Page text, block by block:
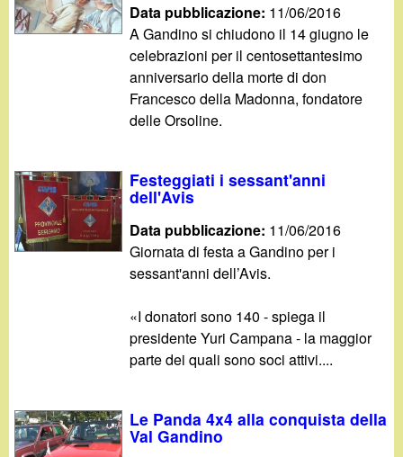
Data pubblicazione: 11/06/2016
A Gandino si chiudono il 14 giugno le
celebrazioni per il centosettantesimo
anniversario della morte di don
Francesco della Madonna, fondatore
delle Orsoline.
Festeggiati i sessant'anni
dell'Avis
Data pubblicazione: 11/06/2016
Giornata di festa a Gandino per i
sessant'anni dell’Avis.
«I donatori sono 140 - spiega il
presidente Yuri Campana - la maggior
parte dei quali sono soci attivi....
Le Panda 4x4 alla conquista della
Val Gandino